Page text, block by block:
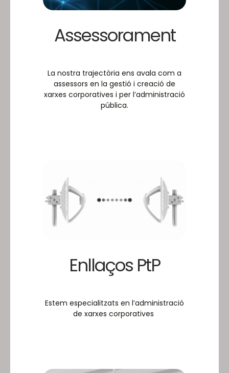
Assessorament
La nostra trajectòria ens avala com a
assessors en la gestió i creació de
xarxes corporatives i per l’administració
pública.
Enllaços PtP
Estem especialitzats en l’administració
de xarxes corporatives